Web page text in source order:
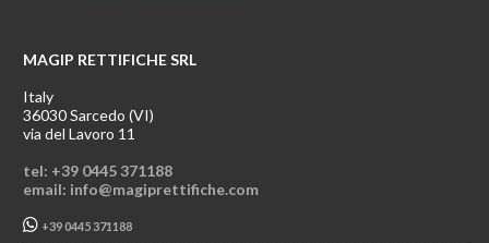
MAGIP RETTIFICHE SRL
Italy
36030 Sarcedo (VI)
via del Lavoro 11
tel: +39 0445 371188
email: info@magiprettifiche.com
+39 0445 371188